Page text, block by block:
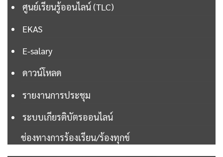





ศูนย์เรียนรู้ออนไลน์ (TLC)
EKAS
E-salary
ดาวน์โหลด
รายงานการประชุม
ระบบเกียรติบัตรออนไลน์
ช่องทางการร้องเรียน/ร้องทุกข์